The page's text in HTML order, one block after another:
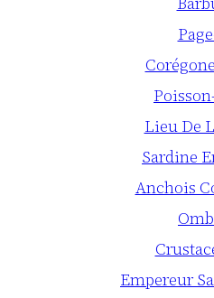
Lieu De
Sardine
Anchois
Empereur